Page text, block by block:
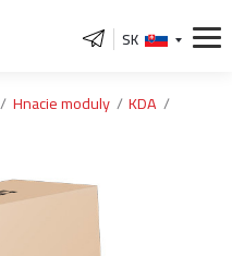
SK
Hnacie moduly
KDA